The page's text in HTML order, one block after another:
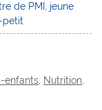
de PMI
jeune
petit
enfants Nutrition